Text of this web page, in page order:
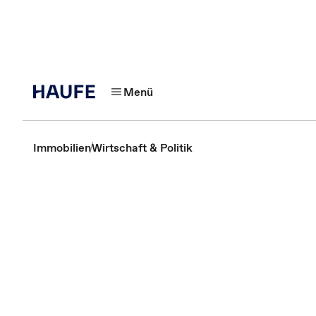
Menü
ImmobilienWirtschaft & Politik